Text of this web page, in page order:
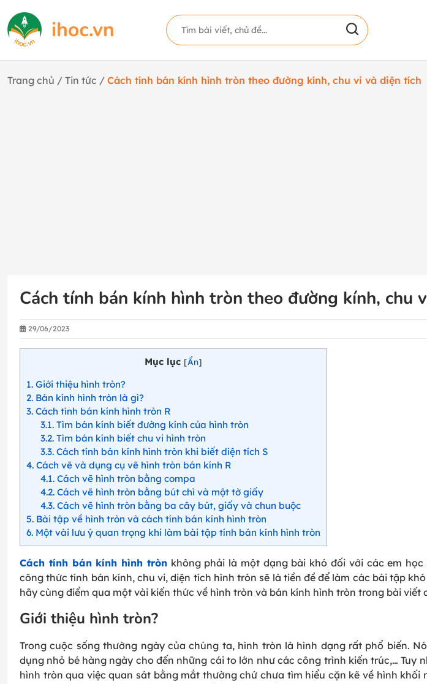
Trang chủ / Tin tức / Cách tính bán kính hình tròn theo đường kính, chu vi và diện tích
Cách tính bán kính hình tròn theo đường kính, chu
29/06/2023
Mục lục [Ẩn]
1 Giới thiệu hình tròn?
2 Bán kính hình tròn là gì?
3 Cách tính bán kính hình tròn R
3.1Tìm bán kính biết đường kính của hình tròn
3.2Tìm bán kính biết chu vi hình tròn
3.3Cách tính bán kính hình tròn khi biết diện tích S
4 Cách vẽ và dụng cụ vẽ hình tròn bán kính R
4.1Cách vẽ hình tròn bằng compa
4.2Cách vẽ hình tròn bằng bút chì và một tờ giấy
4.3Cách vẽ hình tròn bằng ba cây bút, giấy và chun buộc
5 Bài tập về hình tròn và cách tính bán kính hình tròn
6 Một vài lưu ý quan trọng khi làm bài tập tính bán kính hình tròn
Cách tính bán kính hình trònkhông phải là một dạng bài khó đối với các em học
công thức tính bán kính, chu vi, diện tích hình tròn sẽ là tiền đề để làm các bài tập
hãy cùng điểm qua một vài kiến thức về hình tròn và bán kính hình tròn trong bài viết
Giới thiệu hình tròn?
Trong cuộc sống thường ngày của chúng ta, hình tròn là hình dạng rất phổ biến.
dụng nhỏ bé hàng ngày cho đến những cái to lớn như các công trình kiến trúc,… Tuy
hình tròn qua việc quan sát bằng mắt thường chứ chưa tìm hiểu cặn kẽ về hình khối